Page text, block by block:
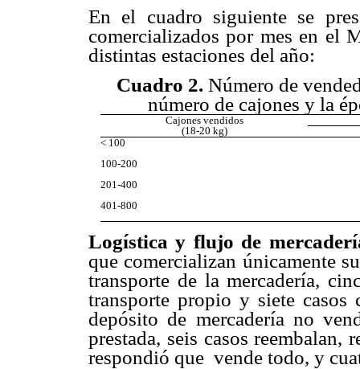
En el cuadro siguiente se
comercializados por mes en el
distintas estaciones del año:
Cuadro 2. Número de
número de cajones y la
Cajones vendidos
(18-20 kg)
< 100
100-200
201-400
401-800
Logística y flujo de
que comercializan únicamente
transporte de la mercadería,
transporte propio y siete casos
depósito de mercadería no
prestada, seis casos
respondió que vende todo, y